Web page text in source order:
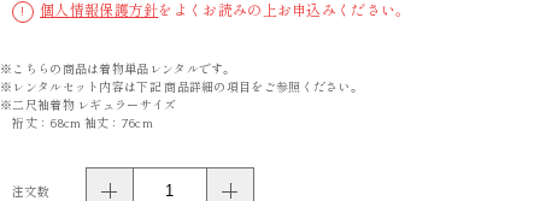
! 個人情報保護方針をよくお読みの上お申込みください。
※こちらの商品は着物単品レンタルです。
※レンタルセット内容は下記 商品詳細の項目をご参照ください。
※二尺袖着物 レギュラーサイズ
裄丈：68cm 袖丈：76cm
注文数